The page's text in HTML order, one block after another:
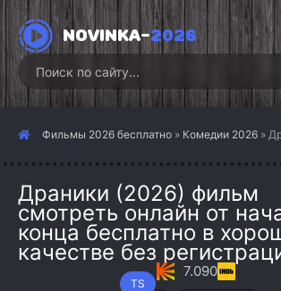
NOVINKA-2026
Фильмы 2026 бесплатно » Комедии 2026 »
Драники (2026) фильм
смотреть онлайн от
конца бесплатно в
качестве без
TS
7.090